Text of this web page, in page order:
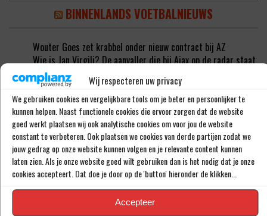
Wij respecteren uw privacy
We gebruiken cookies en vergelijkbare tools om je beter en persoonlijker te
kunnen helpen. Naast functionele cookies die ervoor zorgen dat de website
goed werkt plaatsen wij ook analytische cookies om voor jou de website
constant te verbeteren. Ook plaatsen we cookies van derde partijen zodat we
jouw gedrag op onze website kunnen volgen en je relevante content kunnen
laten zien. Als je onze website goed wilt gebruiken dan is het nodig dat je onze
cookies accepteert. Dat doe je door op de 'button' hieronder de klikken...
Accepteer
BINNENLANDS VOETBALNIEUWS
Wouter Goes zet krabbel onder nieuw contract bij AZ
Wie is Jan Virgili? De aanvaller die bij Ajax op de radar staat
‘Sunderland aast op de handtekening van Ernst Poku’
‘Ajax wil nog vijf nieuwe spelers halen’
‘PSV meldt zich in Alkmaar voor 24-jarige Troy Parrott’
RECENTE REACTIES
'Grote aankoop Raheem Sterling (31) niet langer meer in
Feyenoord-shirt' - Voetbal4Uop‘Raheem Sterling kan je
beter niet meer opstellen bij Feyenoord’
MEGASTUNT: 'Mohamed Ihattaren (23) deze zomer naar